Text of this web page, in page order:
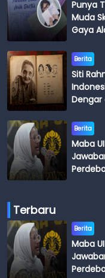
Punya
Muda
Gaya
Berita
Siti
Dengar
Berita
Maba
Terbaru
Berita
Maba